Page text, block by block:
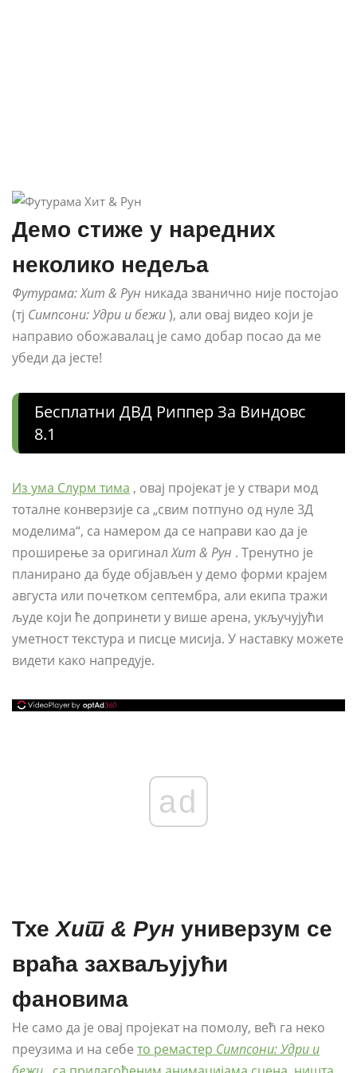
Демо стиже у наредних
неколико недеља
Футурама: Хит & Рун никада званично није постојао
(тј Симпсони: Удри и бежи), али овај видео који је
направио обожавалац је само добар посао да ме
убеди да јесте!
Бесплатни ДВД Риппер За Виндовс
8.1
Из ума Слурм тима , овај пројекат је у ствари мод
тоталне конверзије са „свим потпуно од нуле 3Д
моделима“, са намером да се направи као да је
проширење за оригиналХит & Рун . Тренутно је
планирано да буде објављен у демо форми крајем
августа или почетком септембра, али екипа тражи
људе који ће допринети у више арена, укључујући
уметност текстура и писце мисија. У наставку можете
видети како напредује.
ad
Тхе Хит & Рун универзум се
враћа захваљујући
фановима
Не само да је овај пројекат на помолу, већ га неко
преузима и на себе то ремастер Симпсони: Удри и